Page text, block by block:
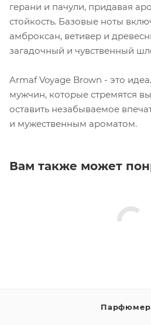
герани и пачули, придавая
стойкость. Базовые ноты
амброксан, ветивер и
загадочный и чувственный
Armaf Voyage Brown - это
мужчин, которые стремятся
оставить незабываемое
и мужественным ароматом.
Вам также может